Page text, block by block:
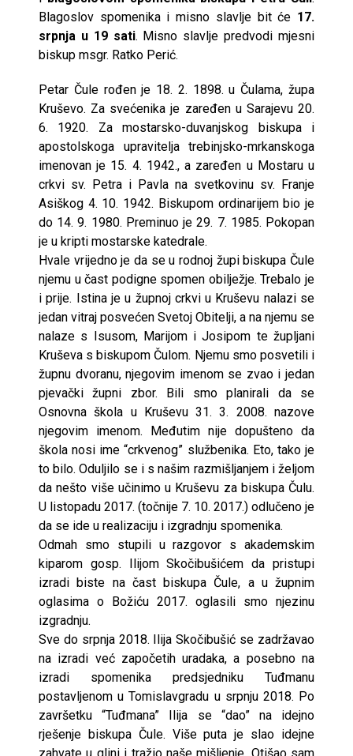
Blagoslov spomenika i misno slavlje bit će 17.
srpnja u 19 sati. Misno slavlje predvodi mjesni
biskup msgr. Ratko Perić.
Petar Čule rođen je 18. 2. 1898. u Čulama, župa
Kruševo. Za svećenika je zaređen u Sarajevu 20.
6. 1920. Za mostarsko-duvanjskog biskupa i
apostolskoga upravitelja trebinjsko-mrkanskoga
imenovan je 15. 4. 1942., a zaređen u Mostaru u
crkvi sv. Petra i Pavla na svetkovinu sv. Franje
Asiškog 4. 10. 1942. Biskupom ordinarijem bio je
do 14. 9. 1980. Preminuo je 29. 7. 1985. Pokopan
je u kripti mostarske katedrale.
Hvale vrijedno je da se u rodnoj župi biskupa Čule
njemu u čast podigne spomen obilježje. Trebalo je
i prije. Istina je u župnoj crkvi u Kruševu nalazi se
jedan vitraj posvećen Svetoj Obitelji, a na njemu se
nalaze s Isusom, Marijom i Josipom te župljani
Kruševa s biskupom Čulom. Njemu smo posvetili i
župnu dvoranu, njegovim imenom se zvao i jedan
pjevački župni zbor. Bili smo planirali da se
Osnovna škola u Kruševu 31. 3. 2008. nazove
njegovim imenom. Međutim nije dopušteno da
škola nosi ime “crkvenog” službenika. Eto, tako je
to bilo. Oduljilo se i s našim razmišljanjem i željom
da nešto više učinimo u Kruševu za biskupa Čulu.
U listopadu 2017. (točnije 7. 10. 2017.) odlučeno je
da se ide u realizaciju i izgradnju spomenika.
Odmah smo stupili u razgovor s akademskim
kiparom gosp. Ilijom Skočibušićem da pristupi
izradi biste na čast biskupa Čule, a u župnim
oglasima o Božiću 2017. oglasili smo njezinu
izgradnju.
Sve do srpnja 2018. Ilija Skočibušić se zadržavao
na izradi već započetih uradaka, a posebno na
izradi spomenika predsjedniku Tuđmanu
postavljenom u Tomislavgradu u srpnju 2018. Po
završetku “Tuđmana” Ilija se “dao” na idejno
rješenje biskupa Čule. Više puta je slao idejne